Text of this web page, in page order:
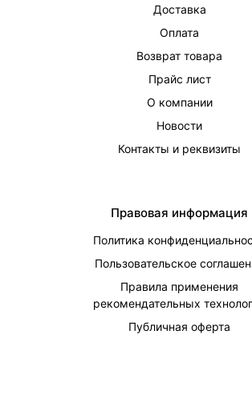
Доставка
Оплата
Возврат товара
Прайс лист
О компании
Новости
Контакты и реквизиты
Правовая информация
Политика
Пользовательское
Правила применения
рекомендательных
Публичная оферта